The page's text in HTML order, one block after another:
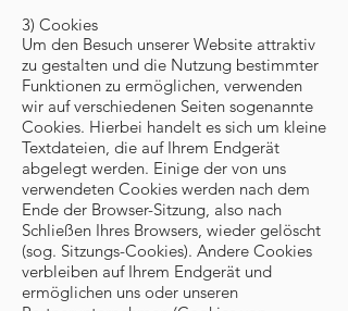
3) Cookies
Um den Besuch unserer Website attraktiv
zu gestalten und die Nutzung bestimmter
Funktionen zu ermöglichen, verwenden
wir auf verschiedenen Seiten sogenannte
Cookies. Hierbei handelt es sich um kleine
Textdateien, die auf Ihrem Endgerät
abgelegt werden. Einige der von uns
verwendeten Cookies werden nach dem
Ende der Browser-Sitzung, also nach
Schließen Ihres Browsers, wieder gelöscht
(sog. Sitzungs-Cookies). Andere Cookies
verbleiben auf Ihrem Endgerät und
ermöglichen uns oder unseren